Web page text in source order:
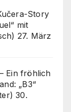
Story
mit
27. März
Ein fröhlich
„B3“
30.